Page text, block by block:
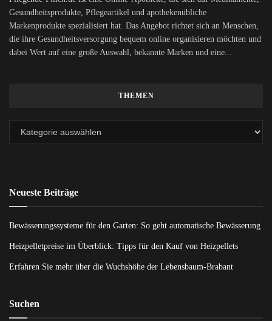
Gesundheitsprodukte, Pflegeartikel und apothekenübliche
Markenprodukte spezialisiert hat. Das Angebot richtet sich an Menschen,
die ihre Gesundheitsversorgung bequem online organisieren möchten und
dabei Wert auf eine große Auswahl, bekannte Marken und eine...
THEMEN
Neueste Beiträge
Bewässerungssysteme für den Garten: So geht automatische Bewässerung
Heizpelletpreise im Überblick: Tipps für den Kauf von Heizpellets
Erfahren Sie mehr über die Wuchshöhe der Lebensbaum-Brabant
Suchen